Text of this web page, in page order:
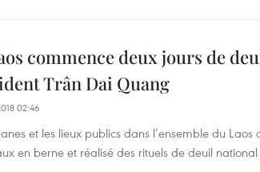
commence deux jours de
Trân Dai Quang
02:46
et les lieux publics dans l’ensemble du
en berne et réalisé des rituels de deuil